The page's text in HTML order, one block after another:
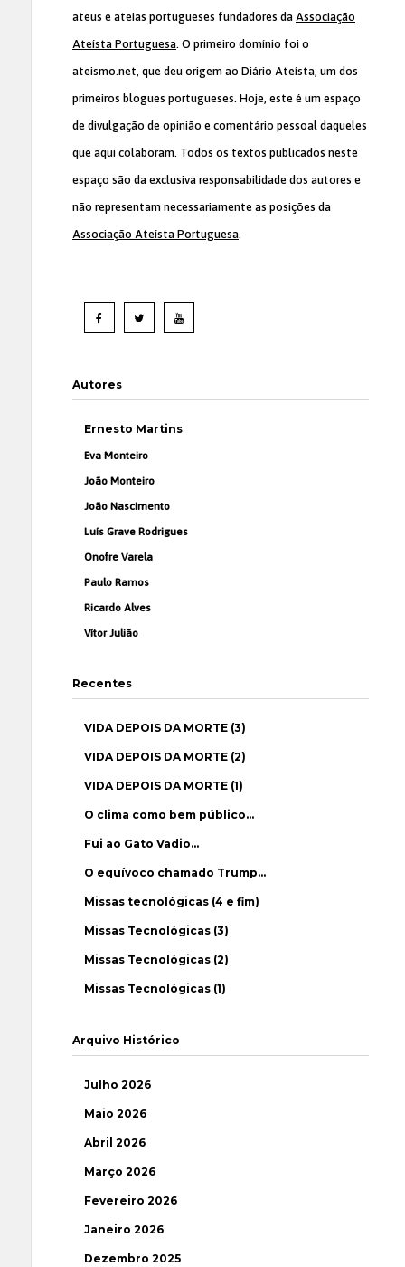
ateus e ateias portugueses fundadores da Associação
Ateísta Portuguesa. O primeiro domínio foi o
ateismo.net, que deu origem ao Diário Ateísta, um dos
primeiros blogues portugueses. Hoje, este é um espaço
de divulgação de opinião e comentário pessoal daqueles
que aqui colaboram. Todos os textos publicados neste
espaço são da exclusiva responsabilidade dos autores e
não representam necessariamente as posições da
Associação Ateísta Portuguesa.
Autores
Ernesto Martins
Eva Monteiro
João Monteiro
João Nascimento
Luís Grave Rodrigues
Onofre Varela
Paulo Ramos
Ricardo Alves
Vítor Julião
Recentes
VIDA DEPOIS DA MORTE (3)
VIDA DEPOIS DA MORTE (2)
VIDA DEPOIS DA MORTE (1)
O clima como bem público…
Fui ao Gato Vadio…
O equívoco chamado Trump…
Missas tecnológicas (4 e fim)
Missas Tecnológicas (3)
Missas Tecnológicas (2)
Missas Tecnológicas (1)
Arquivo Histórico
Julho 2026
Maio 2026
Abril 2026
Março 2026
Fevereiro 2026
Janeiro 2026
Dezembro 2025